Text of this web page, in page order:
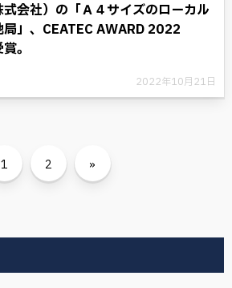
会社）の「Ａ４サイズのローカル
局」、CEATEC AWARD 2022
賞。
2022年10月21日
1 2 »